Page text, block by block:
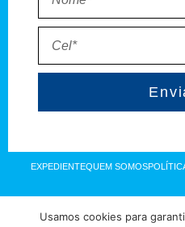
EXPEDIENTEQUEM SOMOS
Direitos reservados à FIT Soluções
Usamos cookies para